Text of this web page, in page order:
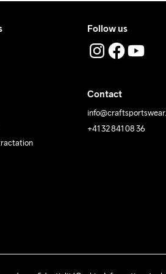
Follow us
Contact
+41 32 841 08 36